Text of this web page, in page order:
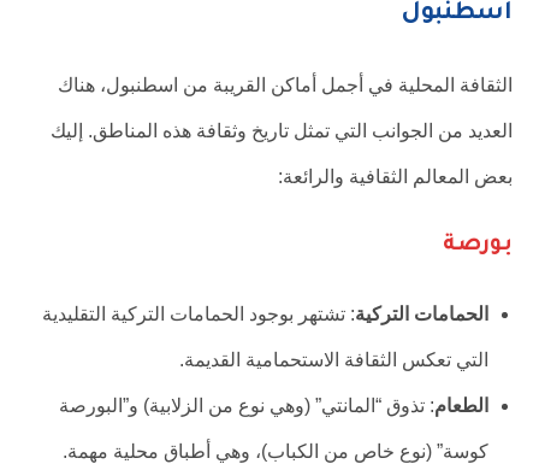
اسطنبول
الثقافة المحلية في أجمل أماكن القريبة من اسطنبول، هناك
العديد من الجوانب التي تمثل تاريخ وثقافة هذه المناطق. إليك
بعض المعالم الثقافية والرائعة:
بورصة
الحمامات التركية: تشتهر بوجود الحمامات التركية التقليدية
التي تعكس الثقافة الاستحمامية القديمة.
الطعام: تذوق “المانتي” (وهي نوع من الزلابية) و”البورصة
كوسة” (نوع خاص من الكباب)، وهي أطباق محلية مهمة.